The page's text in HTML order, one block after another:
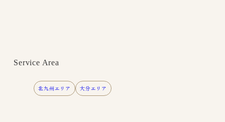
Service Area
北九州エリア 大分エリア